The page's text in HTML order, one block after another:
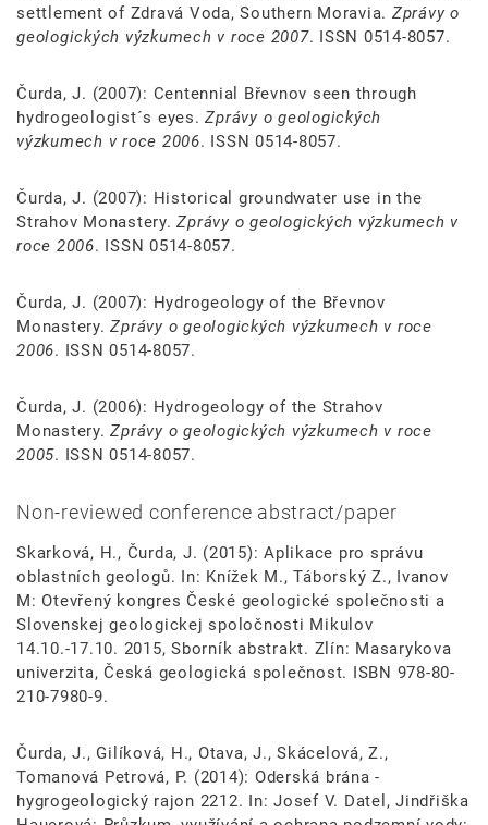
settlement of Zdravá Voda, Southern Moravia. Zprávy o
geologických výzkumech v roce 2007. ISSN 0514-8057.
Čurda, J. (2007): Centennial Břevnov seen through
hydrogeologist´s eyes.Zprávy o geologických
výzkumech v roce 2006. ISSN 0514-8057.
Čurda, J. (2007): Historical groundwater use in the
Strahov Monastery.Zprávy o geologických výzkumech v
roce 2006. ISSN 0514-8057.
Čurda, J. (2007): Hydrogeology of the Břevnov
Monastery.Zprávy o geologických výzkumech v roce
2006. ISSN 0514-8057.
Čurda, J. (2006): Hydrogeology of the Strahov
Monastery.Zprávy o geologických výzkumech v roce
2005. ISSN 0514-8057.
Non-reviewed conference abstract/paper
Skarková, H., Čurda, J. (2015): Aplikace pro správu
oblastních geologů. In: Knížek M., Táborský Z., Ivanov
M: Otevřený kongres České geologické společnosti a
Slovenskej geologickej spoločnosti Mikulov
14.10.-17.10. 2015, Sborník abstrakt. Zlín: Masarykova
univerzita, Česká geologická společnost. ISBN 978-80-
210-7980-9.
Čurda, J., Gilíková, H., Otava, J., Skácelová, Z.,
Tomanová Petrová, P. (2014): Oderská brána -
hygrogeologický rajon 2212. In: Josef V. Datel, Jindřiška